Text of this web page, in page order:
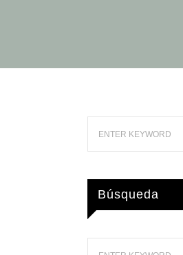
Búsqueda